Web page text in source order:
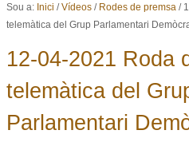
Sou a: Inici /Vídeos / Rodes de premsa /
telemàtica del Grup Parlamentari
12-04-2021 Roda
telemàtica del
Parlamentari